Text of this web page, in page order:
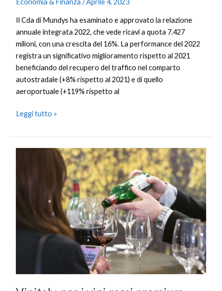
Economia & Finanza /Aprile 4, 2023
Il Cda di Mundys ha esaminato e approvato la relazione
annuale integrata 2022, che vede ricavi a quota 7.427
milioni, con una crescita del 16%. La performance del 2022
registra un significativo miglioramento rispetto al 2021
beneficiando del recupero del traffico nel comparto
autostradale (+8% rispetto al 2021) e di quello
aeroportuale (+119% rispetto al
Leggi tutto »
forte
crescita